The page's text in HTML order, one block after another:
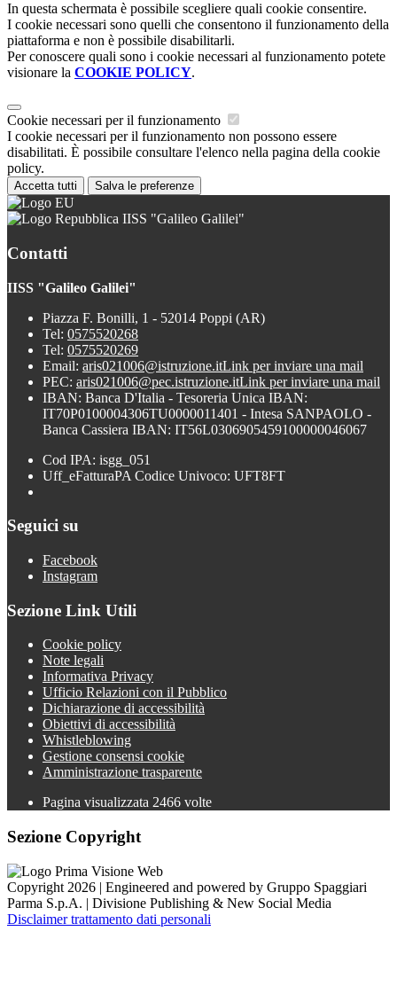
In questa schermata è possibile scegliere quali cookie consentire.
I cookie necessari sono quelli che consentono il funzionamento della
piattaforma e non è possibile disabilitarli.
Per conoscere quali sono i cookie necessari al funzionamento potete
visionare la COOKIE POLICY.
Cookie necessari per il funzionamento
I cookie necessari per il funzionamento non possono essere
disabilitati. È possibile consultare l'elenco nella pagina della cookie
policy.
Accetta tutti Salva le preferenze
IISS "Galileo Galilei"
Contatti
IISS "Galileo Galilei"
Piazza F. Bonilli, 1 - 52014 Poppi (AR)
Tel: 0575520268
Tel: 0575520269
Email: aris021006@istruzione.itLink per inviare una mail
PEC: aris021006@pec.istruzione.itLink per inviare una mail
IBAN: Banca D'Italia - Tesoreria Unica IBAN:
IT70P0100004306TU0000011401 - Intesa SANPAOLO -
Banca Cassiera IBAN: IT56L0306905459100000046067
Cod IPA: isgg_051
Uff_eFatturaPA Codice Univoco: UFT8FT
Seguici su
Facebook
Instagram
Sezione Link Utili
Cookie policy
Note legali
Informativa Privacy
Ufficio Relazioni con il Pubblico
Dichiarazione di accessibilità
Obiettivi di accessibilità
Whistleblowing
Gestione consensi cookie
Amministrazione trasparente
Pagina visualizzata 2466 volte
Sezione Copyright
Copyright 2026 | Engineered and powered by Gruppo Spaggiari
Parma S.p.A. | Divisione Publishing & New Social Media
Disclaimer trattamento dati personali